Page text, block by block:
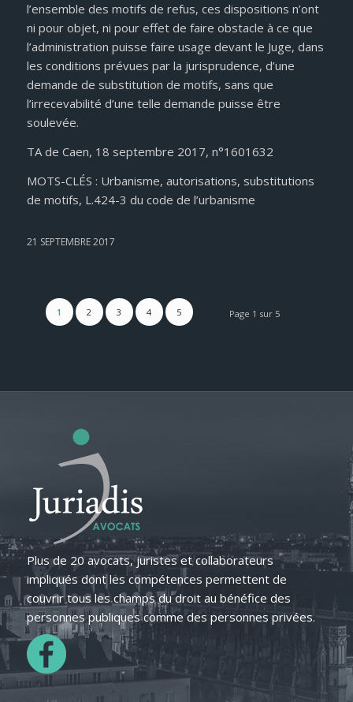
l’ensemble des motifs de refus, ces dispositions n’ont
ni pour objet, ni pour effet de faire obstacle à ce que
l’administration puisse faire usage devant le Juge, dans
les conditions prévues par la jurisprudence, d’une
demande de substitution de motifs, sans que
l’irrecevabilité d’une telle demande puisse être
soulevée.
TA de Caen, 18 septembre 2017, n°1601632
MOTS-CLÉS : Urbanisme, autorisations, substitutions
de motifs, L.424-3 du code de l’urbanisme
21 SEPTEMBRE 2017
Page 1 sur 5
1 2 3 4 5
Plus de 20 avocats, juristes et collaborateurs
impliqués dont les compétences permettent de
couvrir tous les champs du droit au bénéfice des
personnes publiques comme des personnes privées.